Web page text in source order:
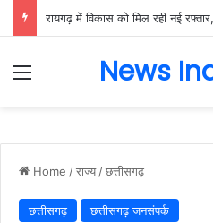
Menu News
Home /राज्य /छत्तीसगढ़
छत्तीसगढ़ छत्तीसगढ़ जनसंपर्क